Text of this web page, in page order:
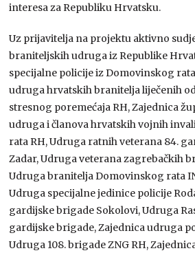
interesa za Republiku Hrvatsku.
Uz prijavitelja na projektu aktivno
braniteljskih udruga iz Republike
specijalne policije iz Domovinskog
udruga hrvatskih branitelja liječenih
stresnog poremećaja RH, Zajednica
udruga i članova hrvatskih vojnih
rata RH, Udruga ratnih veterana 84.
Zadar, Udruga veterana zagrebačkih
Udruga branitelja Domovinskog rata
Udruga specijalne jedinice policije
gardijske brigade Sokolovi, Udruga
gardijske brigade, Zajednica udruga
Udruga 108. brigade ZNG RH,